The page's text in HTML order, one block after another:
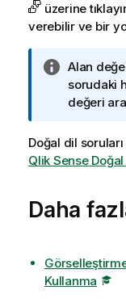
üzerine
verebilir ve bir
B
i
l
i
n
u
Alan
sorudaki
değeri
Doğal dil
Qlik SenseDoğal
Daha
Kullanma